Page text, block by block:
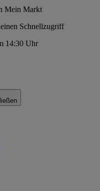
Mein Markt
Schnellzugriff
14:30 Uhr